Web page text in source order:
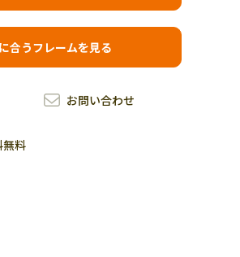
合うフレームを見る
お問い合わせ
無料